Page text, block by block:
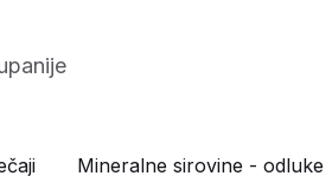
Mineralne sirovine - odluke